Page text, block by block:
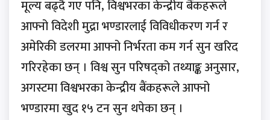
मूल्य बढ्दै गए पनि, विश्वभरका केन्द्रीय बैंकहरूले
आफ्नो विदेशी मुद्रा भण्डारलाई विविधीकरण गर्न र
अमेरिकी डलरमा आफ्नो निर्भरता कम गर्न सुन खरिद
गरिरहेका छन् । विश्व सुन परिषद्को तथ्याङ्क अनुसार,
अगस्टमा विश्वभरका केन्द्रीय बैंकहरूले आफ्नो
भण्डारमा खुद १५ टन सुन थपेका छन् ।